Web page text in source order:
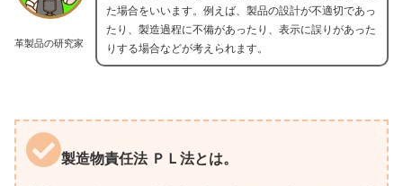
革製品の研究家
た場合をいいます。例えば、製品の設計が不適切であっ
たり、製造過程に不備があったり、表示に誤りがあった
りする場合などが考えられます。
製造物責任法 ＰＬ法とは。